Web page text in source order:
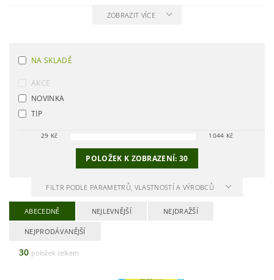
ZOBRAZIT VÍCE
NA SKLADĚ
AKCE
NOVINKA
TIP
29 Kč 1044 Kč
POLOŽEK K ZOBRAZENÍ:30
FILTR PODLE PARAMETRŮ, VLASTNOSTÍ A VÝROBCŮ
ABECEDNĚ NEJLEVNĚJŠÍ NEJDRAŽŠÍ
NEJPRODÁVANĚJŠÍ
30 položek celkem